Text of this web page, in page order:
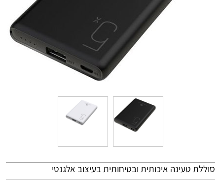
סוללת טעינה איכותית ובטיחותית בעיצוב אלגנטי